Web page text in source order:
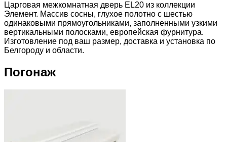
Царговая межкомнатная дверь EL20 из коллекции
Элемент. Массив сосны, глухое полотно с шестью
одинаковыми прямоугольниками, заполненными узкими
вертикальными полосками, европейская фурнитура.
Изготовление под ваш размер, доставка и установка по
Белгороду и области.
Погонаж